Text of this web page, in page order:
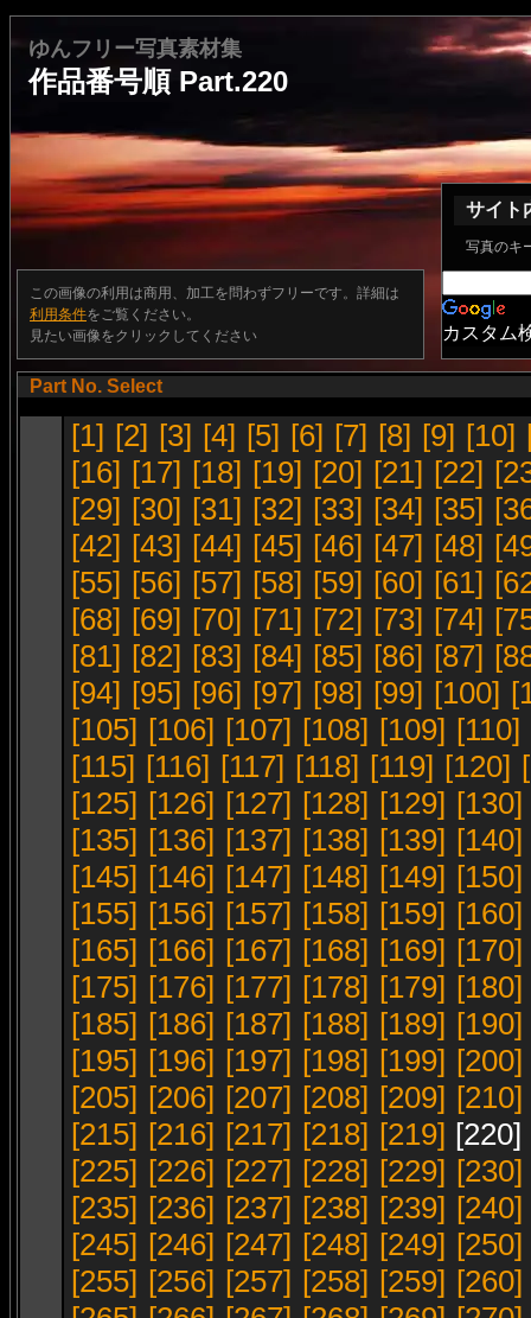
ゆんフリー写真素材集
作品番号順 Part.220
この画像の利用は商用、加工を問わずフリーです。詳細は
利用条件をご覧ください。
見たい画像をクリックしてください
サイト
写真のキ
カスタム
Part No. Select
[1] [2] [3] [4] [5] [6] [7] [8] [9] [10]
[16] [17] [18] [19] [20] [21] [22]
[29] [30] [31] [32] [33] [34] [35]
[42] [43] [44] [45] [46] [47] [48]
[55] [56] [57] [58] [59] [60] [61]
[68] [69] [70] [71] [72] [73] [74]
[81] [82] [83] [84] [85] [86] [87]
[94] [95] [96] [97] [98] [99] [100]
[105] [106] [107] [108] [109] [110]
[115] [116] [117] [118] [119] [120]
[125] [126] [127] [128] [129] [130]
[135] [136] [137] [138] [139] [140]
[145] [146] [147] [148] [149] [150]
[155] [156] [157] [158] [159] [160]
[165] [166] [167] [168] [169] [170]
[175] [176] [177] [178] [179] [180]
[185] [186] [187] [188] [189] [190]
[195] [196] [197] [198] [199] [200]
[205] [206] [207] [208] [209] [210]
[215] [216] [217] [218] [219] [220]
[225] [226] [227] [228] [229] [230]
[235] [236] [237] [238] [239] [240]
[245] [246] [247] [248] [249] [250]
[255] [256] [257] [258] [259] [260]